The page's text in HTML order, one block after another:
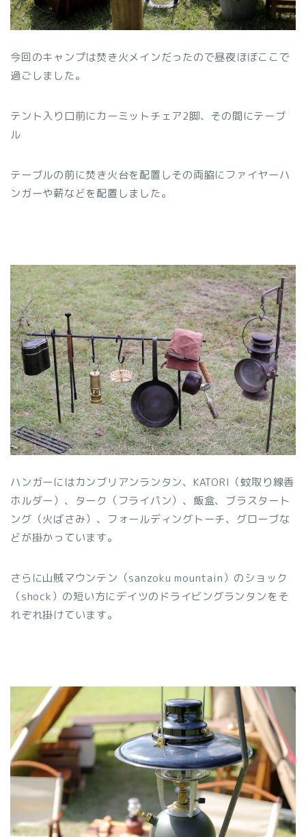
今回のキャンプは焚き火メインだったので昼夜ほぼここで
過ごしました。
テント入り口前にカーミットチェア2脚、その間にテーブ
ル
テーブルの前に焚き火台を配置しその両脇にファイヤーハ
ンガーや薪などを配置しました。
ハンガーにはカンブリアンランタン、KATORI（蚊取り線香
ホルダー）、ターク（フライパン）、飯盒、ブラスタート
ング（火ばさみ）、フォールディングトーチ、グローブな
どが掛かっています。
さらに山賊マウンテン（sanzoku mountain）のショック
（shock）の短い方にデイツのドライビングランタンをそ
れぞれ掛けています。